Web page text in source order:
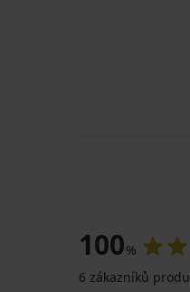
100%
6 zákazníků